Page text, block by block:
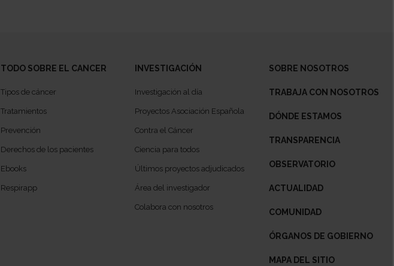
TODO SOBRE EL CANCER
Tipos de cáncer
Tratamientos
Prevención
Derechos de los pacientes
Ebooks
Respirapp
INVESTIGACIÓN
Investigación al día
Proyectos Asociación Española
Contra el Cáncer
Ciencia para todos
Últimos proyectos adjudicados
Área del investigador
Colabora con nosotros
SOBRE NOSOTROS
TRABAJA CON NOSOTROS
DÓNDE ESTAMOS
TRANSPARENCIA
OBSERVATORIO
ACTUALIDAD
COMUNIDAD
ÓRGANOS DE GOBIERNO
MAPA DEL SITIO